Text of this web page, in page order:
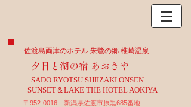
佐渡島両津のホテル 朱鷺の郷 椎崎温泉
夕日と湖の宿 あおきや
SADO RYOTSU SHIIZAKI ONSEN
SUNSET＆LAKE THE HOTEL AOKIYA
〒952-0016 新潟県佐渡市原黒685番地